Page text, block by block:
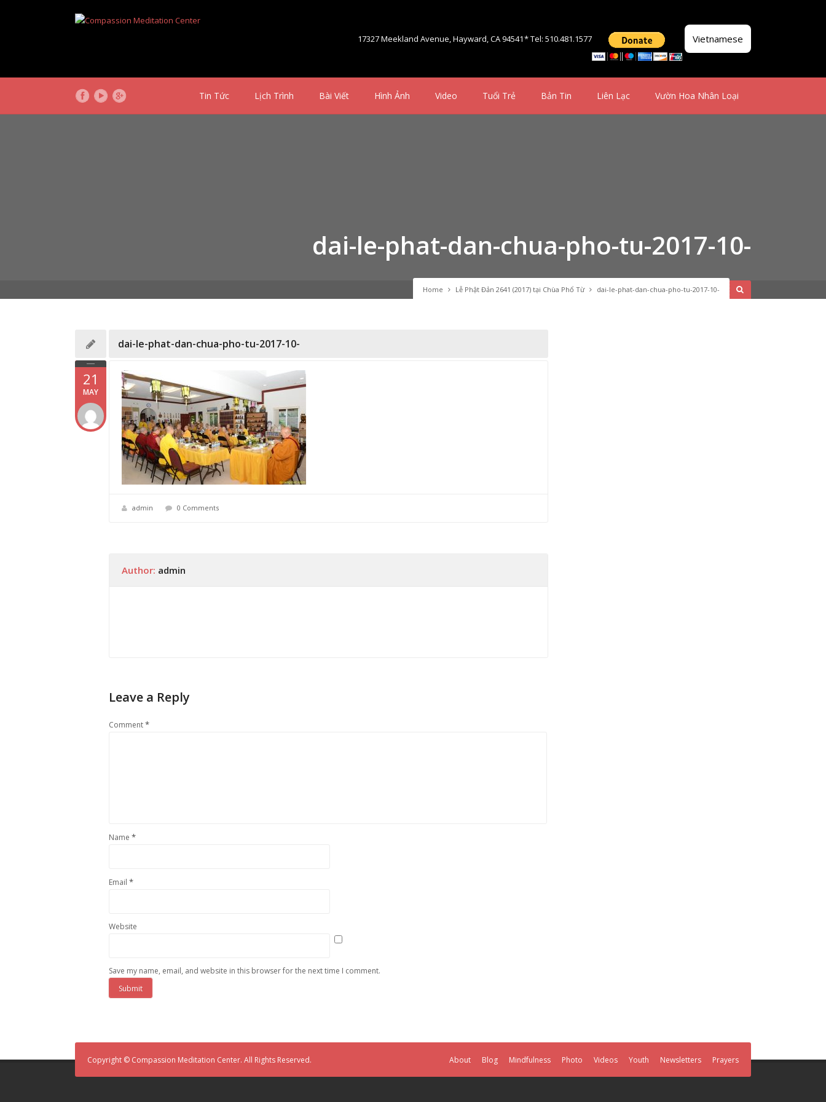
17327 Meekland Avenue, Hayward, CA 94541* Tel: 510.481.1577 Vietnamese
Tin Tức Lịch Trình Bài Viết Hình Ảnh Video Tuổi Trẻ Bản Tin Liên Lạc Vườn Hoa Nhân Loại
Home Lễ Phật Đản 2641 (2017) tại Chùa Phổ Từ dai-le-phat-dan-chua-pho-tu-2017-10-
dai-le-phat-dan-chua-pho-tu-2017-10-
21
MAY
dai-le-phat-dan-chua-pho-tu-2017-10-
admin 0 Comments
Author: admin
Leave a Reply
Comment*
Name *
Email *
Website
Save my name, email, and website in this browser for the next time I comment.
Copyright © Compassion Meditation Center. All Rights Reserved. About Blog Mindfulness Photo Videos Youth Newsletters Prayers